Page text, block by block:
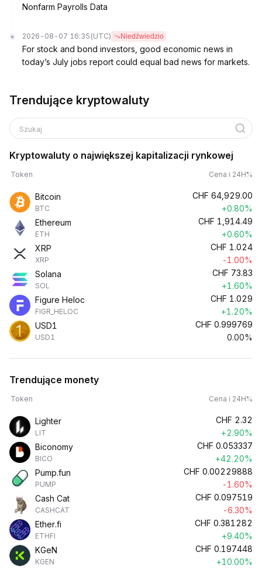
Nonfarm Payrolls Data
2026-08-07 16:35 (UTC) Niedźwiedzio
For stock and bond investors, good economic news in
today’s July jobs report could equal bad news for markets.
Trendujące kryptowaluty
Szukaj
Kryptowaluty o największej kapitalizacji rynkowej
Token Cena i 24H%
Bitcoin
BTC
CHF 64,929.00
+0.80%
Ethereum
ETH
CHF 1,914.49
+0.60%
XRP
XRP
CHF 1.024
-1.00%
Solana
SOL
CHF 73.83
+1.60%
Figure Heloc
FIGR_HELOC
CHF 1.029
+1.20%
USD1
USD1
CHF 0.999769
0.00%
Trendujące monety
Token Cena i 24H%
Lighter
LIT
CHF 2.32
+2.90%
Biconomy
BICO
CHF 0.053337
+42.20%
Pump.fun
PUMP
CHF 0.00229888
-1.60%
Cash Cat
CASHCAT
CHF 0.097519
-6.30%
Ether.fi
ETHFI
CHF 0.381282
+9.40%
KGeN
KGEN
CHF 0.197448
+10.00%